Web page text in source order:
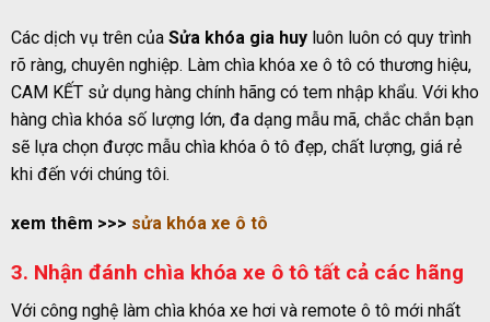
Các dịch vụ trên của Sửa khóa gia huy luôn luôn có quy trình
rõ ràng, chuyên nghiệp. Làm chìa khóa xe ô tô có thương hiệu,
CAM KẾT sử dụng hàng chính hãng có tem nhập khẩu. Với kho
hàng chìa khóa số lượng lớn, đa dạng mẫu mã, chắc chắn bạn
sẽ lựa chọn được mẫu chìa khóa ô tô đẹp, chất lượng, giá rẻ
khi đến với chúng tôi.
xem thêm >>> sửa khóa xe ô tô
3. Nhận đánh chìa khóa xe ô tô tất cả các hãng
Với công nghệ làm chìa khóa xe hơi và remote ô tô mới nhất